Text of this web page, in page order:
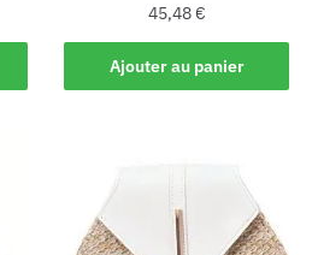
45,48€
Ajouter au panier